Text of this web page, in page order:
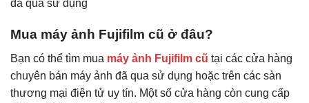
Mua máy ảnh Fujifilm cũ ở đâu?
Bạn có thể tìm mua máy ảnh Fujifilm cũ tại các cửa hàng
chuyên bán máy ảnh đã qua sử dụng hoặc trên các sàn
thương mại điện tử uy tín. Một số cửa hàng còn cung cấp